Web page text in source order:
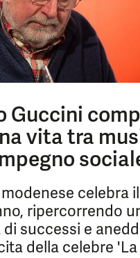
Guccini
vita tra
celebra
ripercorrendo
successi e
della celebre 'La